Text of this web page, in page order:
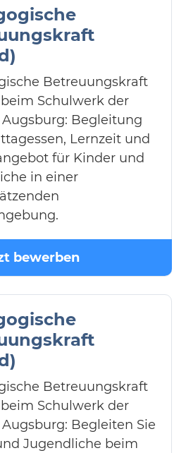
Betreuungskraft
Schulwerk der
Augsburg: Begleitung
Lernzeit und
für Kinder und
in einer
bewerben
Betreuungskraft
Schulwerk der
Augsburg: Begleiten Sie
Jugendliche beim